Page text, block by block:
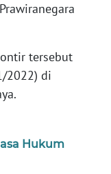
tersebut
2022) di
Hukum